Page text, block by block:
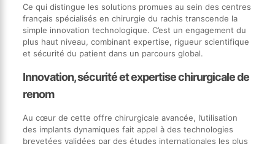
Ce qui distingue les solutions promues au sein des centres
français spécialisés en chirurgie du rachis transcende la
simple innovation technologique. C’est un engagement du
plus haut niveau, combinant expertise, rigueur scientifique
et sécurité du patient dans un parcours global.
Innovation, sécurité et expertise chirurgicale de
renom
Au cœur de cette offre chirurgicale avancée, l’utilisation
des implants dynamiques fait appel à des technologies
brevetées validées par des études internationales les plus